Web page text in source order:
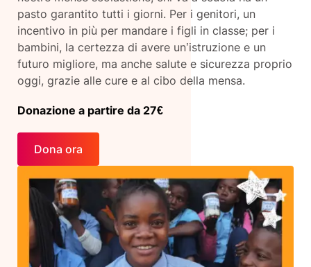
pasto garantito tutti i giorni. Per i genitori, un
incentivo in più per mandare i figli in classe; per i
bambini, la certezza di avere un’istruzione e un
futuro migliore, ma anche salute e sicurezza proprio
oggi, grazie alle cure e al cibo della mensa.
Donazione a partire da 27€
Dona ora